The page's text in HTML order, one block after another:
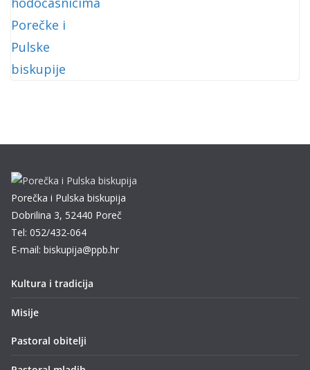
Porečka i Pulska biskupija
Dobrilina 3, 52440 Poreč
Tel: 052/432-064
E-mail: biskupija@ppb.hr
Kultura i tradicija
Misije
Pastoral obitelji